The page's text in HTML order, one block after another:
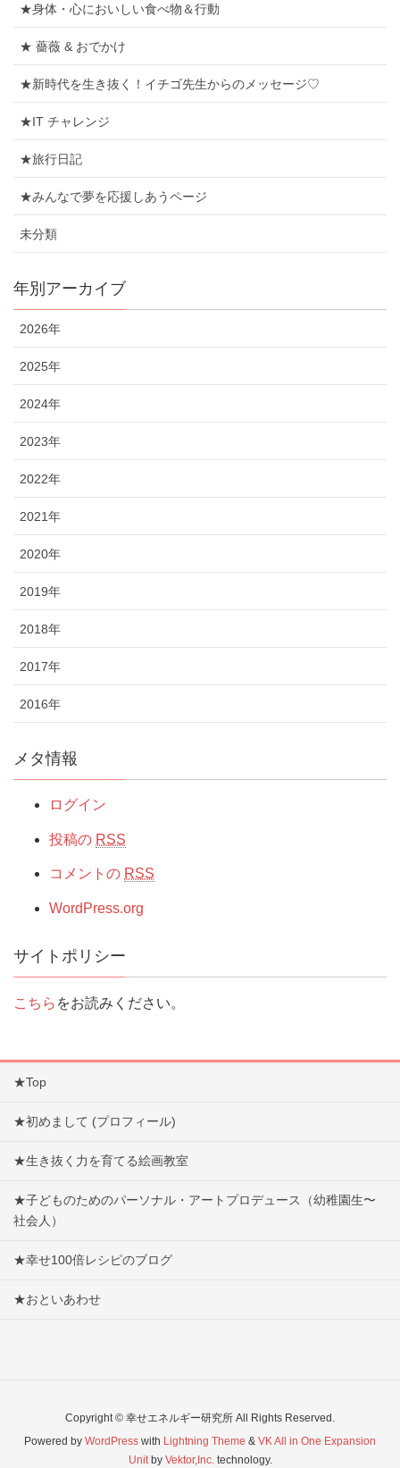
★身体・心においしい食べ物＆行動
★ 薔薇 & おでかけ
★新時代を生き抜く！イチゴ先生からのメッセージ♡
★IT チャレンジ
★旅行日記
★みんなで夢を応援しあうページ
未分類
年別アーカイブ
2026年
2025年
2024年
2023年
2022年
2021年
2020年
2019年
2018年
2017年
2016年
メタ情報
ログイン
投稿の RSS
コメントの RSS
WordPress.org
サイトポリシー
こちら をお読みください。
★Top
★初めまして (プロフィール)
★生き抜く力を育てる絵画教室
★子どものためのパーソナル・アートプロデュース（幼稚園生〜
社会人）
★幸せ100倍レシピのブログ
★おといあわせ
Copyright © 幸せエネルギー研究所 All Rights Reserved.
Powered by WordPress with Lightning Theme & VK All in One Expansion
Unitby Vektor,Inc.technology.